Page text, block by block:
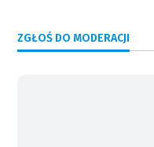
ZGŁOŚ DO MODERACJI